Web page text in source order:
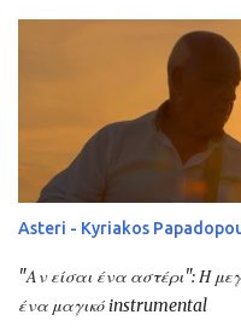
Asteri - Kyriakos
"Αν είσαι ένα αστέρι": Η
ένα μαγικό instrumental